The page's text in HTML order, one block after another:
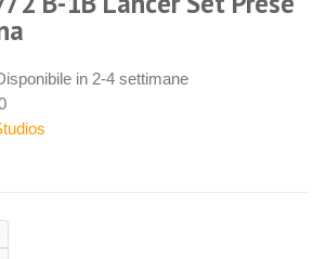
in 2-4 settimane